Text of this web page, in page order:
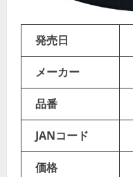
発売日
メーカー
品番
JANコード
価格